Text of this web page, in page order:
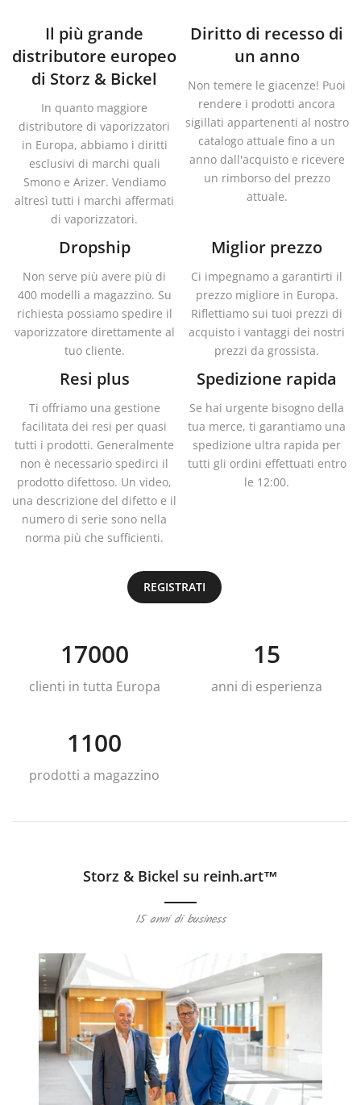
Il più grande
distributore europeo
di Storz & Bickel
In quanto maggiore
distributore di vaporizzatori
in Europa, abbiamo i diritti
esclusivi di marchi quali
Smono e Arizer. Vendiamo
altresì tutti i marchi affermati
di vaporizzatori.
Diritto di recesso di
un anno
Non temere le giacenze! Puoi
rendere i prodotti ancora
sigillati appartenenti al nostro
catalogo attuale fino a un
anno dall'acquisto e ricevere
un rimborso del prezzo
attuale.
Dropship
Non serve più avere più di
400 modelli a magazzino. Su
richiesta possiamo spedire il
vaporizzatore direttamente al
tuo cliente.
Miglior prezzo
Ci impegnamo a garantirti il
prezzo migliore in Europa.
Riflettiamo sui tuoi prezzi di
acquisto i vantaggi dei nostri
prezzi da grossista.
Resi plus
Ti offriamo una gestione
facilitata dei resi per quasi
tutti i prodotti. Generalmente
non è necessario spedirci il
prodotto difettoso. Un video,
una descrizione del difetto e il
numero di serie sono nella
norma più che sufficienti.
Spedizione rapida
Se hai urgente bisogno della
tua merce, ti garantiamo una
spedizione ultra rapida per
tutti gli ordini effettuati entro
le 12:00.
REGISTRATI
17000
clienti in tutta Europa
15
anni di esperienza
1100
prodotti a magazzino
Storz & Bickel su reinh.art™
15 anni di business